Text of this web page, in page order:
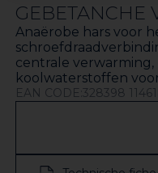
GEBETANCHE
Anaërobe hars voor
centrale verwarming,
koolwaterstoffen
EAN CODE:328398